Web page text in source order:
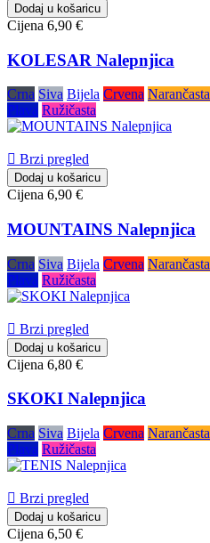
Dodaj u košaricu
Cijena 6,90 €
KOLESAR Nalepnjica
Crna Siva Bijela Crvena Narančasta
Plava Ružičasta
 Brzi pregled
Dodaj u košaricu
Cijena 6,90 €
MOUNTAINS Nalepnjica
Crna Siva Bijela Crvena Narančasta
Plava Ružičasta
 Brzi pregled
Dodaj u košaricu
Cijena 6,80 €
SKOKI Nalepnjica
Crna Siva Bijela Crvena Narančasta
Plava Ružičasta
 Brzi pregled
Dodaj u košaricu
Cijena 6,50 €